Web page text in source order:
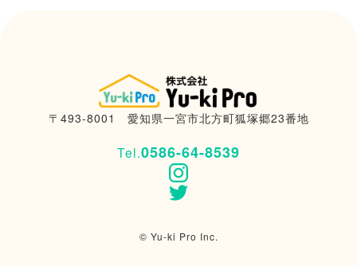
〒493-8001 愛知県一宮市北方町狐塚郷23番地
Tel.0586-64-8539
© Yu-ki Pro Inc.